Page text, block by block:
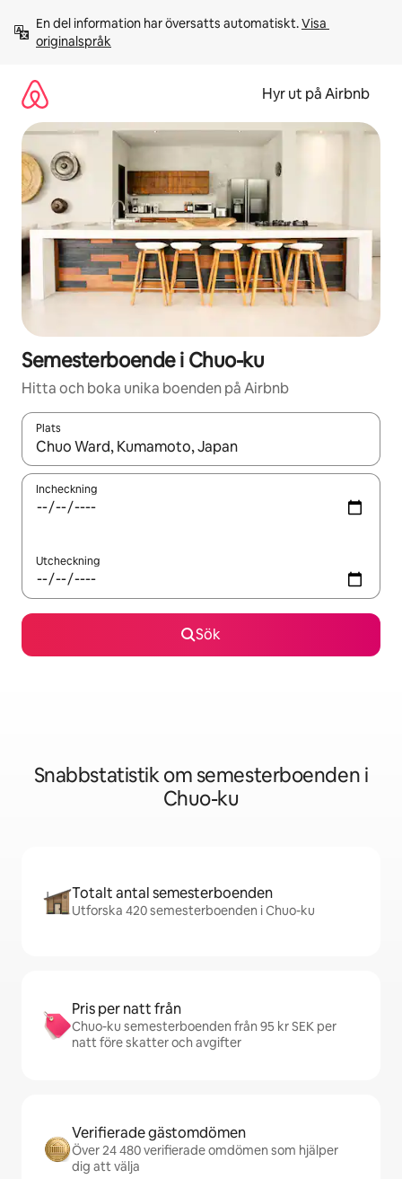
innehåll
En del information har översatts automatiskt. Visa
originalspråk
Hyr ut på Airbnb
Semesterboende i Chuo-ku
Hitta och boka unika boenden på Airbnb
Plats
När resultaten är tillgängliga kan du navigera med upp- och
Incheckning
Utcheckning
Sök
Snabbstatistik om semesterboenden i
Chuo-ku
Totalt antal semesterboenden
Utforska 420 semesterboenden i Chuo-ku
Pris per natt från
Chuo-ku semesterboenden från 95 kr SEK per
natt före skatter och avgifter
Verifierade gästomdömen
Över 24 480 verifierade omdömen som hjälper
dig att välja